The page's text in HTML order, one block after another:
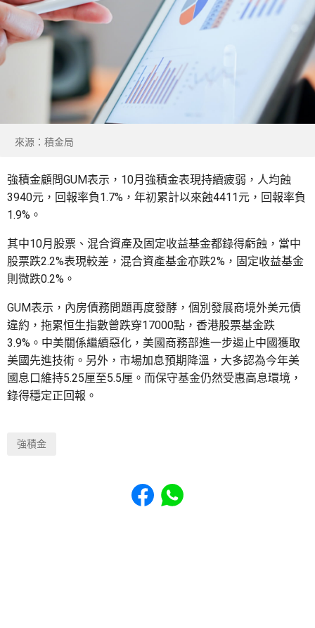
來源：積金局
強積金顧問GUM表示，10月強積金表現持續疲弱，人均蝕
3940元，回報率負1.7%，年初累計以來蝕4411元，回報率負
1.9%。
其中10月股票、混合資產及固定收益基金都錄得虧蝕，當中
股票跌2.2%表現較差，混合資產基金亦跌2%，固定收益基金
則微跌0.2%。
GUM表示，內房債務問題再度發酵，個別發展商境外美元債
違約，拖累恒生指數曾跌穿17000點，香港股票基金跌
3.9%。中美關係繼續惡化，美國商務部進一步遏止中國獲取
美國先進技術。另外，市場加息預期降溫，大多認為今年美
國息口維持5.25厘至5.5厘。而保守基金仍然受惠高息環境，
錄得穩定正回報。
強積金
Share to Facebook
Share to WhatsApp